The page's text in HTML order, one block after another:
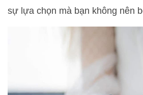
sự lựa chọn mà bạn không nên